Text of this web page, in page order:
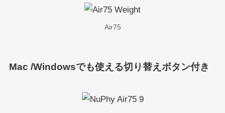
Air75
Mac /Windowsでも使える切り替えボタン付き